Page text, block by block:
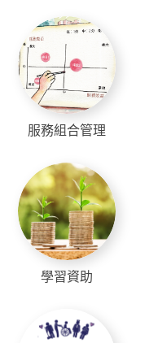
服務組合管理
學習資助